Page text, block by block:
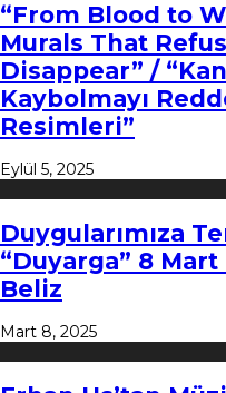
“From Blood to
Murals That
Disappear” /
Kaybolmayı
Resimleri”
Eylül 5, 2025
Duygularımıza
“Duyarga” 8
Beliz
Mart 8, 2025